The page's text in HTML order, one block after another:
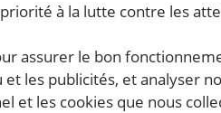
à la lutte contre les
assurer le bon
les publicités, et analyser
et les cookies que nous